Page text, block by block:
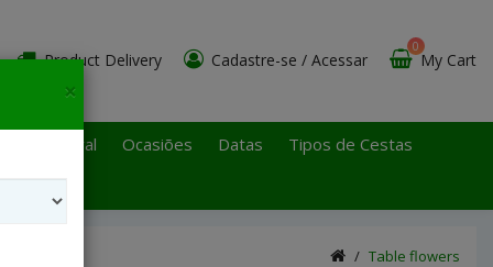
Product Delivery Cadastre-se / Acessar My Cart
0
Paulo Litoral Ocasiões Datas
Tipos de Cestas
Table flowers
×